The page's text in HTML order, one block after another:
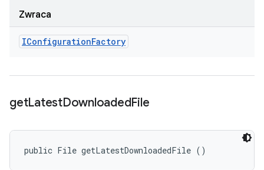
Zwraca
IConfigurationFactory
getLatestDownloadedFile
public File getLatestDownloadedFile ()